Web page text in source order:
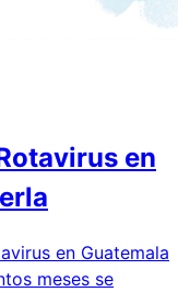
en
en Guatemala
meses se